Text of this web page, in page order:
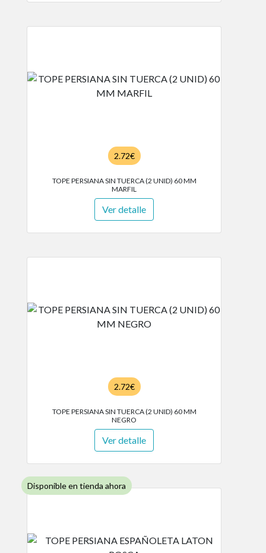
2.72€
TOPE PERSIANA SIN TUERCA (2 UNID) 60 MM
MARFIL
Ver detalle
2.72€
TOPE PERSIANA SIN TUERCA (2 UNID) 60 MM
NEGRO
Ver detalle
Disponible en tienda ahora